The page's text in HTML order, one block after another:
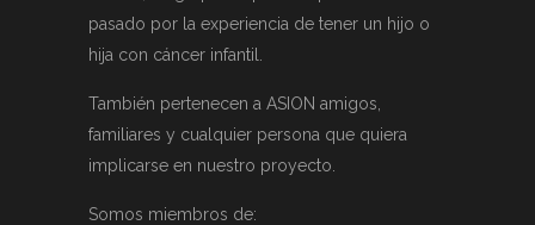
pasado por la experiencia de tener un hijo o
hija con cáncer infantil.
También pertenecen a ASION amigos,
familiares y cualquier persona que quiera
implicarse en nuestro proyecto.
Somos miembros de: